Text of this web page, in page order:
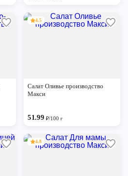
4.5
Салат Оливье производство
Макси
51.99₽/100 г
4.8